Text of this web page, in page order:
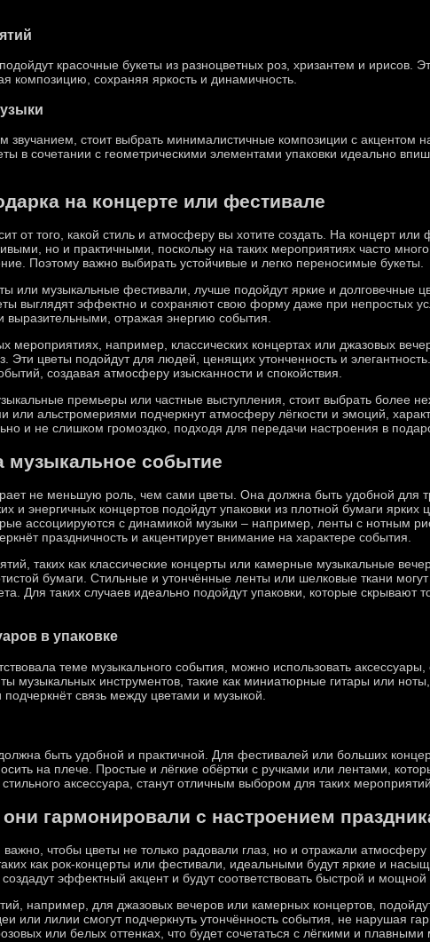
красочные букеты из разноцветных роз, хризантем и ирисов.
композицию, сохраняя яркость и динамичность.
звучанием, стоит выбрать минималистичные композиции с акцентом
в сочетании с геометрическими элементами упаковки идеально
на концерте или фестивале
от того, какой стиль и атмосферу вы хотите создать. На концерт или
но и практичными, поскольку на таких мероприятиях часто
Поэтому важно выбирать устойчивые и легко переносимые букеты.
или музыкальные фестивали, лучше подойдут яркие и долговечные
выглядят эффектно и сохраняют свою форму даже при непростых
отражая энергию события.
мероприятиях, например, классических концертах или джазовых
Эти цветы подойдут для людей, ценящих утонченность и
создавая атмосферу изысканности и спокойствия.
премьеры или частные выступления, стоит выбрать более
альстромериями подчеркнут атмосферу лёгкости и эмоций,
и не слишком громоздко, подходя для передачи настроения в
музыкальное событие
не меньшую роль, чем сами цветы. Она должна быть удобной для
и энергичных концертов подойдут упаковки из плотной бумаги ярких
ассоциируются с динамикой музыки – например, ленты с нотным
праздничность и акцентирует внимание на характере события.
таких как классические концерты или камерные музыкальные
бумаги. Стильные и утончённые ленты или шелковые ткани могут
Для таких случаев идеально подойдут упаковки, которые скрывают
в упаковке
теме музыкального события, можно использовать аксессуары,
музыкальных инструментов, такие как миниатюрные гитары или
связь между цветами и музыкой.
быть удобной и практичной. Для фестивалей или больших
на плече. Простые и лёгкие обёртки с ручками или лентами,
стильного аксессуара, станут отличным выбором для таких
гармонировали с настроением
чтобы цветы не только радовали глаз, но и отражали
как рок-концерты или фестивали, идеальными будут яркие и
эффектный акцент и будут соответствовать быстрой и мощной
например, для джазовых вечеров или камерных концертов,
или лилии смогут подчеркнуть утончённость события, не нарушая
или белых оттенках, что будет сочетаться с лёгкими и